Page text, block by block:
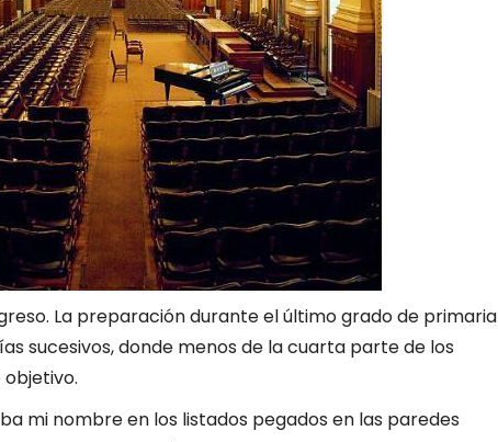
La preparación durante el último grado de primaria
sucesivos, donde menos de la cuarta parte de los
mi nombre en los listados pegados en las paredes